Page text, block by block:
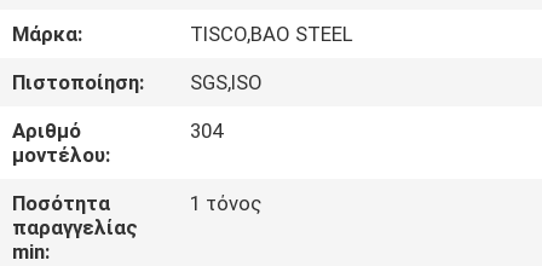
ΓΎΡΟΣ
ΕΡΓΟΣΤΑΣΊΩΝ
ΠΟΙΟΤΙΚΌΣ
ΈΛΕΓΧΟΣ
Μάρκα:
TISCO,BAO STEEL
Πιστοποίηση:
SGS,ISO
Αριθμό
μοντέλου:
304
Ποσότητα
παραγγελίας
min:
1 τόνος